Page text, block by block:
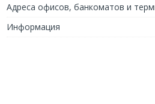
Адреса офисов, банкоматов и
Информация